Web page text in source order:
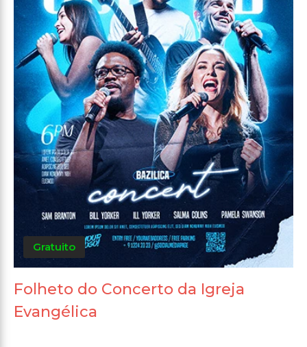
Gratuito
Folheto do Concerto da Igreja
Evangélica